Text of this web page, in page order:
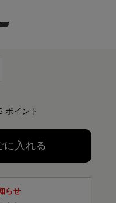
ポイント
に入れる
らせ